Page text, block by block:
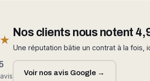
Nos clients nous notent
Une réputation bâtie un contrat à la fois,
Voir nos avis Google →